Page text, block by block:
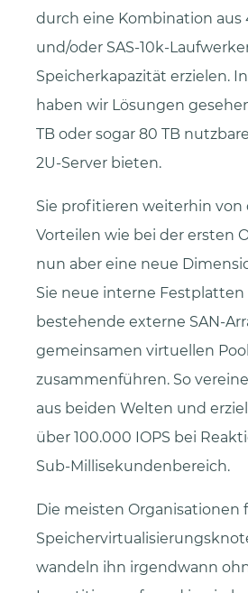
durch eine Kombination aus
und/oder SAS-10k-
Speicherkapazität erzielen.
haben wir Lösungen
TB oder sogar 80 TB
2U-Server bieten.
Sie profitieren weiterhin von
Vorteilen wie bei der ersten
nun aber eine neue
Sie neue interne Festplatten
bestehende externe SAN-
gemeinsamen virtuellen Pool
zusammenführen. So
aus beiden Welten und
über 100.000 IOPS bei
Sub-Millisekundenbereich.
Die meisten Organisationen
wandeln ihn irgendwann